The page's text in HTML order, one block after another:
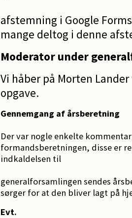
afstemning i Google
mange deltog i denne
Moderator under
Vi håber på Morten
opgave.
Gennemgang af årsberetning
Der var nogle enkelte
formandsberetningen, disse er
indkaldelsen til
generalforsamlingen sendes
sørger for at den bliver lagt på
Evt.